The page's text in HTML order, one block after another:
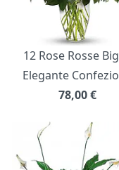
12 Rose Rosse
Elegante
78,00€